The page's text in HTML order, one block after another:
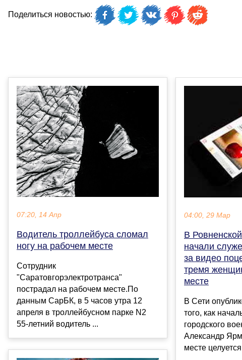
Поделиться новостью:
07:20, 14 Апр
Водитель троллейбуса сломал
ногу на рабочем месте
Сотрудник
"Саратовгорэлектротранса"
пострадал на рабочем месте.По
данным СарБК, в 5 часов утра 12
апреля в троллейбусном парке N2
55-летний водитель ...
04:00, 29 Мар
В
начали
за видео
тремя
месте
В Сети
того, как
городского
Александр
месте